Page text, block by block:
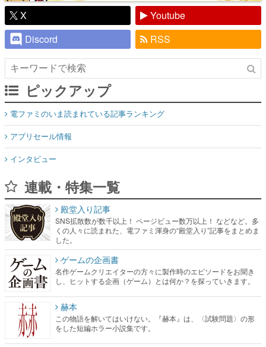
X
Youtube
Discord
RSS
ピックアップ
電ファミのいま読まれている記事ランキング
アプリセール情報
インタビュー
連載・特集一覧
殿堂入り記事
SNS拡散数が数千以上！ ページビュー数万以上！ などなど。多
くの人々に読まれた、電ファミ渾身の“殿堂入り”記事をまとめま
した。
ゲームの企画書
名作ゲームクリエイターの方々に製作時のエピソードをお聞き
し、ヒットする企画（ゲーム）とは何か？を探っていきます。
赫本
この物語を解いてはいけない。『赫本』は、〈試験問題〉の形
をした短編ホラー小説集です。